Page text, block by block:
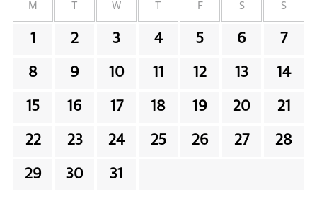
M W F S S
1 2 3 4 5 6 7
8 9 10 11 12 13 14
15 16 17 18 19 20 21
22 23 24 25 26 27 28
29 30 31